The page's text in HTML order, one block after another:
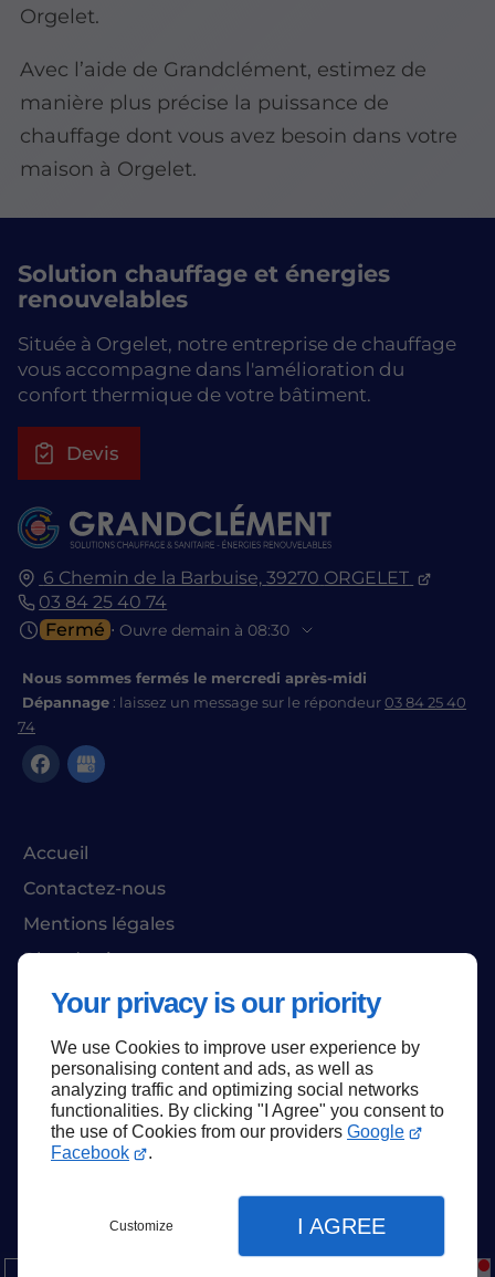
Your privacy is our priority
We use Cookies to improve user experience by
personalising content and ads, as well as
analyzing traffic and optimizing social networks
functionalities. By clicking "I Agree" you consent to
the use of Cookies from our providers Google
Facebook
.
Customize I AGREE
Orgelet.
Avec l’aide de Grandclément, estimez de
manière plus précise la puissance de
chauffage dont vous avez besoin dans votre
maison à Orgelet.
6 Chemin de la Barbuise, 39270 ORGELET
03 84 25 40 74
Fermé ⋅ Ouvre demain à 08:30
Nous sommes fermés le mercredi après-midi
Dépannage : laissez un message sur le répondeur03 84 25 40
74
Accueil
Contactez-nous
Mentions légales
Plan du site
Solution chauffage et énergies
renouvelables
Située à Orgelet, notre entreprise de chauffage
vous accompagne dans l'amélioration du
confort thermique de votre bâtiment.
Devis
Haut de page